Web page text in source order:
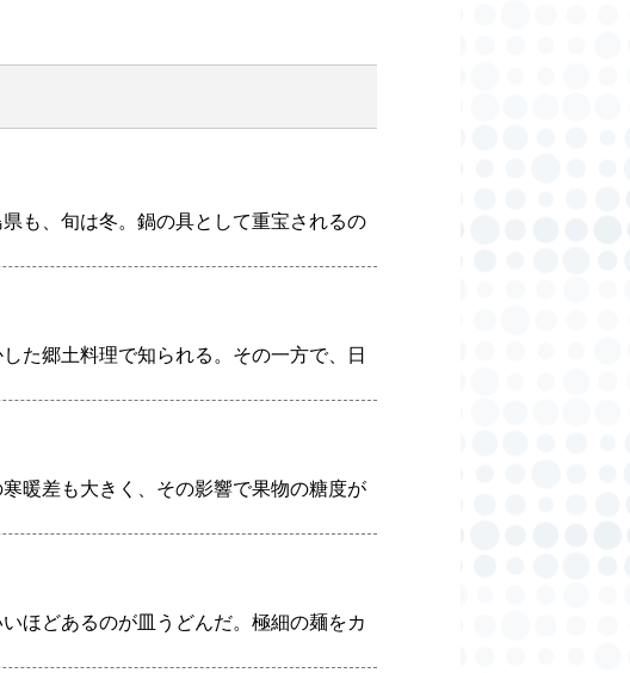
も、旬は冬。鍋の具として重宝されるの
た郷土料理で知られる。その一方で、日
暖差も大きく、その影響で果物の糖度が
ほどあるのが皿うどんだ。極細の麺をカ